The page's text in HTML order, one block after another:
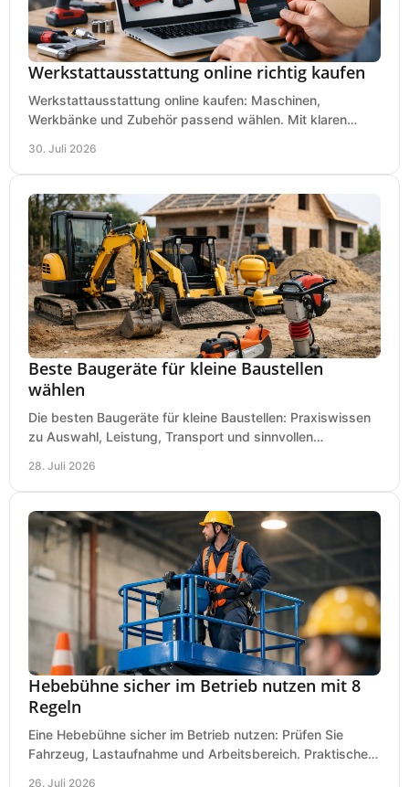
Werkstattausstattung online richtig kaufen
Werkstattausstattung online kaufen: Maschinen,
Werkbänke und Zubehör passend wählen. Mit klaren
30. Juli 2026
Beste Baugeräte für kleine Baustellen
wählen
Die besten Baugeräte für kleine Baustellen: Praxiswissen
zu Auswahl, Leistung, Transport und sinnvollen
28. Juli 2026
Hebebühne sicher im Betrieb nutzen mit 8
Regeln
Eine Hebebühne sicher im Betrieb nutzen: Prüfen Sie
Fahrzeug, Lastaufnahme und Arbeitsbereich. Praktische
26. Juli 2026